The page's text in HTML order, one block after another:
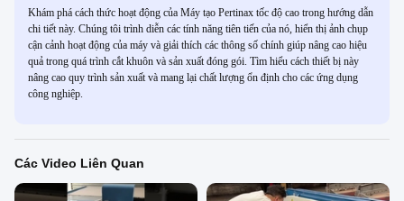
Khám phá cách thức hoạt động của Máy tạo Pertinax tốc độ cao trong hướng dẫn
chi tiết này. Chúng tôi trình diễn các tính năng tiên tiến của nó, hiển thị ảnh chụp
cận cảnh hoạt động của máy và giải thích các thông số chính giúp nâng cao hiệu
quả trong quá trình cắt khuôn và sản xuất đóng gói. Tìm hiểu cách thiết bị này
nâng cao quy trình sản xuất và mang lại chất lượng ổn định cho các ứng dụng
công nghiệp.
Các Video Liên Quan